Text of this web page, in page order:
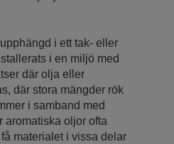
i ett tak- eller
i en miljö med
där olja eller
där stora mängder rök
i samband med
aromatiska oljor ofta
materialet i vissa delar